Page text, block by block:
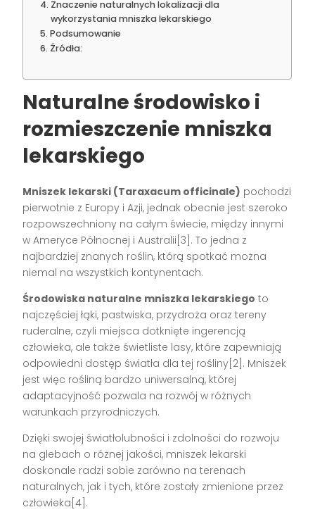
Znaczenie naturalnych lokalizacji dla
wykorzystania mniszka lekarskiego
Podsumowanie
Źródła:
Naturalne środowisko i
rozmieszczenie mniszka
lekarskiego
Mniszek lekarski (Taraxacum officinale) pochodzi
pierwotnie z Europy i Azji, jednak obecnie jest szeroko
rozpowszechniony na całym świecie, między innymi
w Ameryce Północnej i Australii[3]. To jedna z
najbardziej znanych roślin, którą spotkać można
niemal na wszystkich kontynentach.
Środowiska naturalne mniszka lekarskiego to
najczęściej łąki, pastwiska, przydroża oraz tereny
ruderalne, czyli miejsca dotknięte ingerencją
człowieka, ale także świetliste lasy, które zapewniają
odpowiedni dostęp światła dla tej rośliny[2]. Mniszek
jest więc rośliną bardzo uniwersalną, której
adaptacyjność pozwala na rozwój w różnych
warunkach przyrodniczych.
Dzięki swojej światłolubności i zdolności do rozwoju
na glebach o różnej jakości, mniszek lekarski
doskonale radzi sobie zarówno na terenach
naturalnych, jak i tych, które zostały zmienione przez
człowieka[4].